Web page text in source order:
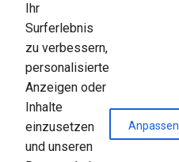
Home
Über Uns
Services
Kontakt
Ihr
Surferlebnis
zu verbessern,
personalisierte
Anzeigen oder
Inhalte
einzusetzen
und unseren
Anpassen